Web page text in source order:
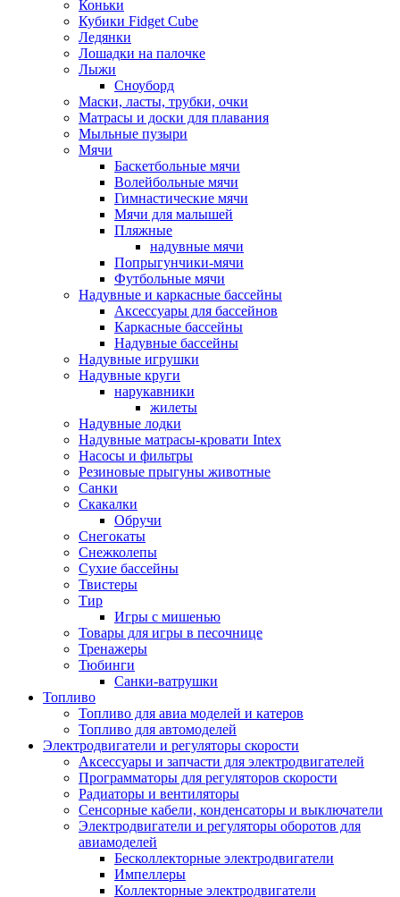
Коньки
Кубики Fidget Cube
Ледянки
Лошадки на палочке
Лыжи
Сноуборд
Маски, ласты, трубки, очки
Матрасы и доски для плавания
Мыльные пузыри
Мячи
Баскетбольные мячи
Волейбольные мячи
Гимнастические мячи
Мячи для малышей
Пляжные
надувные мячи
Попрыгунчики-мячи
Футбольные мячи
Надувные и каркасные бассейны
Аксессуары для бассейнов
Каркасные бассейны
Надувные бассейны
Надувные игрушки
Надувные круги
нарукавники
жилеты
Надувные лодки
Надувные матрасы-кровати Intex
Насосы и фильтры
Резиновые прыгуны животные
Санки
Скакалки
Обручи
Снегокаты
Снежколепы
Сухие бассейны
Твистеры
Тир
Игры с мишенью
Товары для игры в песочнице
Тренажеры
Тюбинги
Санки-ватрушки
Топливо
Топливо для авиа моделей и катеров
Топливо для автомоделей
Электродвигатели и регуляторы скорости
Аксессуары и запчасти для электродвигателей
Программаторы для регуляторов скорости
Радиаторы и вентиляторы
Сенсорные кабели, конденсаторы и выключатели
Электродвигатели и регуляторы оборотов для
авиамоделей
Бесколлекторные электродвигатели
Импеллеры
Коллекторные электродвигатели